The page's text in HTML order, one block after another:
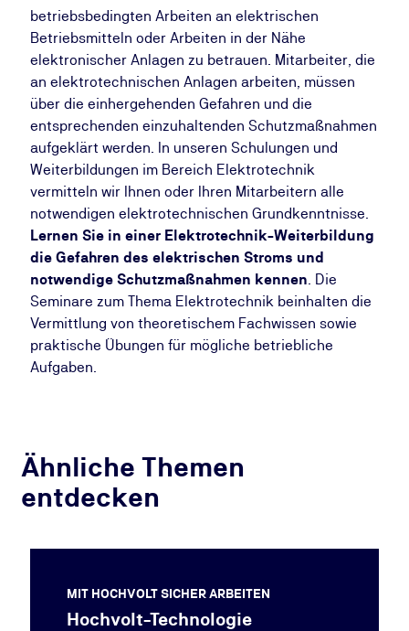
betriebsbedingten Arbeiten an elektrischen
Betriebsmitteln oder Arbeiten in der Nähe
elektronischer Anlagen zu betrauen. Mitarbeiter, die
an elektrotechnischen Anlagen arbeiten, müssen
über die einhergehenden Gefahren und die
entsprechenden einzuhaltenden Schutzmaßnahmen
aufgeklärt werden. In unseren Schulungen und
Weiterbildungen im Bereich Elektrotechnik
vermitteln wir Ihnen oder Ihren Mitarbeitern alle
notwendigen elektrotechnischen Grundkenntnisse.
Lernen Sie in einer Elektrotechnik-Weiterbildung
die Gefahren des elektrischen Stroms und
notwendige Schutzmaßnahmen kennen. Die
Seminare zum Thema Elektrotechnik beinhalten die
Vermittlung von theoretischem Fachwissen sowie
praktische Übungen für mögliche betriebliche
Aufgaben.
Ähnliche Themen
entdecken
MIT HOCHVOLT SICHER ARBEITEN
Hochvolt-Technologie